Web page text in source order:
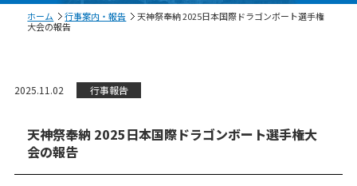
ホーム 行事案内・報告
天神祭奉納 2025日本国際ドラゴンボート選手権
大会の報告
2025.11.02 行事報告
天神祭奉納 2025日本国際ドラゴンボート選手権大
会の報告